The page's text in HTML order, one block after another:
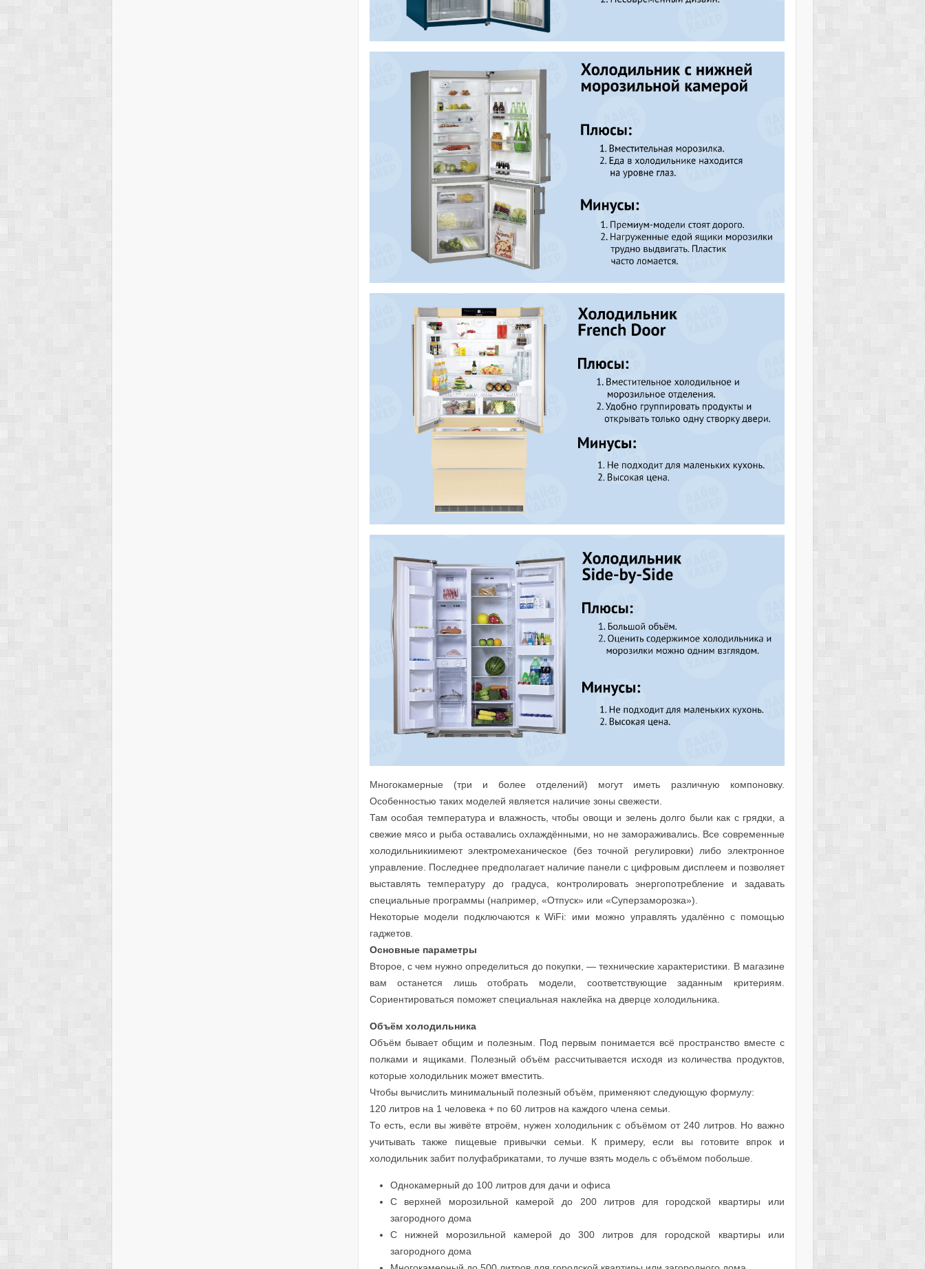
Многокамерные (три и более отделений) могут иметь различную компоновку.
Особенностью таких моделей является наличие зоны свежести.
Там особая температура и влажность, чтобы овощи и зелень долго были как с грядки, а
свежие мясо и рыба оставались охлаждёнными, но не замораживались. Все современные
холодильникиимеют электромеханическое (без точной регулировки) либо электронное
управление. Последнее предполагает наличие панели с цифровым дисплеем и позволяет
выставлять температуру до градуса, контролировать энергопотребление и задавать
специальные программы (например, «Отпуск» или «Суперзаморозка»).
Некоторые модели подключаются к WiFi: ими можно управлять удалённо с помощью
гаджетов.
Основные параметры
Второе, с чем нужно определиться до покупки, — технические характеристики. В магазине
вам останется лишь отобрать модели, соответствующие заданным критериям.
Сориентироваться поможет специальная наклейка на дверце холодильника.
Объём холодильника
Объём бывает общим и полезным. Под первым понимается всё пространство вместе с
полками и ящиками. Полезный объём рассчитывается исходя из количества продуктов,
которые холодильник может вместить.
Чтобы вычислить минимальный полезный объём, применяют следующую формулу:
120 литров на 1 человека + по 60 литров на каждого члена семьи.
То есть, если вы живёте втроём, нужен холодильник с объёмом от 240 литров. Но важно
учитывать также пищевые привычки семьи. К примеру, если вы готовите впрок и
холодильник забит полуфабрикатами, то лучше взять модель с объёмом побольше.
Однокамерный до 100 литров для дачи и офиса
С верхней морозильной камерой до 200 литров для городской квартиры или
загородного дома
С нижней морозильной камерой до 300 литров для городской квартиры или
загородного дома